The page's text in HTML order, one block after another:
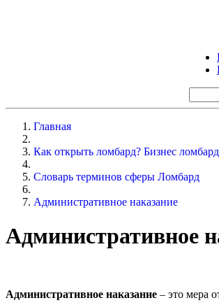
Главная
Как открыть ломбард? Бизнес
Словарь терминов сферы Ломбард
Административное наказание
Административное
Административное наказание – это мера